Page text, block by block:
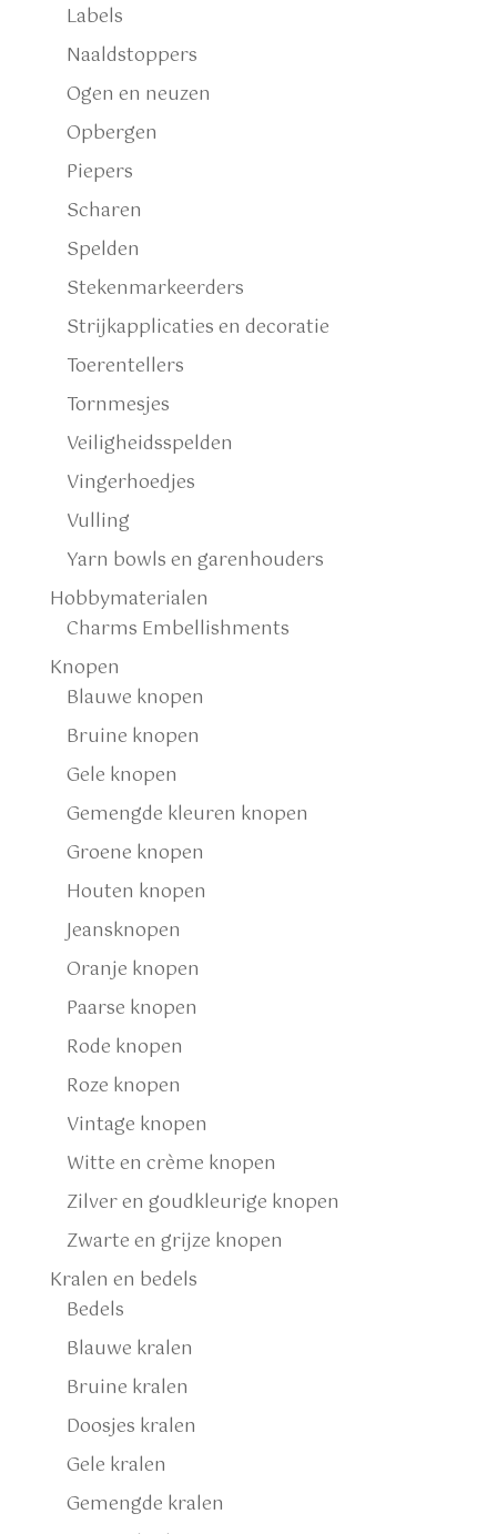
Labels
Naaldstoppers
Ogen en neuzen
Opbergen
Piepers
Scharen
Spelden
Stekenmarkeerders
Strijkapplicaties en decoratie
Toerentellers
Tornmesjes
Veiligheidsspelden
Vingerhoedjes
Vulling
Yarn bowls en garenhouders
Hobbymaterialen
Charms Embellishments
Knopen
Blauwe knopen
Bruine knopen
Gele knopen
Gemengde kleuren knopen
Groene knopen
Houten knopen
Jeansknopen
Oranje knopen
Paarse knopen
Rode knopen
Roze knopen
Vintage knopen
Witte en crème knopen
Zilver en goudkleurige knopen
Zwarte en grijze knopen
Kralen en bedels
Bedels
Blauwe kralen
Bruine kralen
Doosjes kralen
Gele kralen
Gemengde kralen